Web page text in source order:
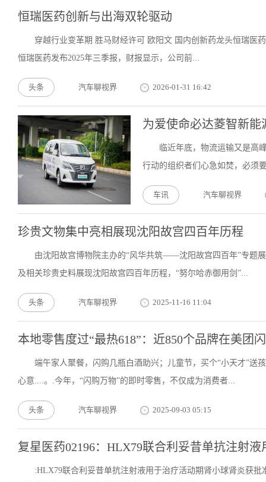
恒瑞医药创新与出海双轮驱动
穿越行业变革期 胜马财经许可 欧阳文 国内创新药龙头恒瑞医
恒瑞医药发布2025年三季报，财报显示，公司前...
头条 汽车聊视界 2026-01-31 16:42
为爱使命必达菱智新
临近年底，物流运输又是高
行动的组织者们心急如焚，必须
车讯 汽车聊视界
珍贵文物集中亮相展现沈阳故宫四百年历程
由沈阳故宫博物院主办的“风华共筑——沈阳故宫四百年”专题
及相关珍贵史料展现沈阳故宫四百年历程，“努尔哈赤御用剑”...
头条 汽车聊视界 2025-11-16 11:04
本地零售度过“最热618”：近850个品牌在美团
端午家人聚餐，闪购几瓶白酒助兴；儿童节，买个“小天才”送
心意....。.今年，“闪购万物”的即时零售，不仅成为消费者...
头条 汽车聊视界 2025-09-03 05:15
复星医药02196：HLX79联合利妥昔单抗注射
:HLX79联合利妥昔单抗注射液用于治疗活动期肾小球肾炎获